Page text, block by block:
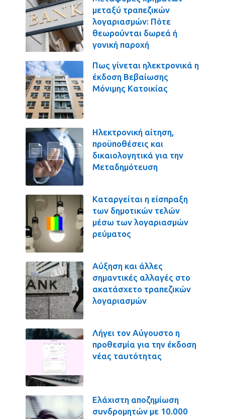
μεταξύ τραπεζικών
λογαριασμών: Πότε
θεωρούνται δωρεά ή
γονική παροχή
Πως γίνεται ηλεκτρονικά η
έκδοση Βεβαίωσης
Μόνιμης Κατοικίας
Ηλεκτρονική αίτηση,
προϋποθέσεις και
δικαιολογητικά για την
Μεταδημότευση
Καταργείται η είσπραξη
των δημοτικών τελών
μέσω των λογαριασμών
ρεύματος
Αύξηση και άλλες
σημαντικές αλλαγές στο
ακατάσχετο τραπεζικών
λογαριασμών
Λήγει τον Αύγουστο η
προθεσμία για την έκδοση
νέας ταυτότητας
Ελάχιστη αποζημίωση
συνδρομητών με 10.000